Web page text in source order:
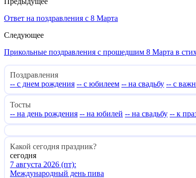
Ответ на поздравления с 8 Марта
Следующее
Прикольные поздравления с прошедшим 8 Марта в
Поздравления
-- с днем рождения -- с юбилеем -- на свадьбу -- с
Тосты
-- на день рождения -- на юбилей -- на свадьбу -- к
Какой сегодня праздник?
сегодня
7 августа 2026 (пт):
Международный день пива